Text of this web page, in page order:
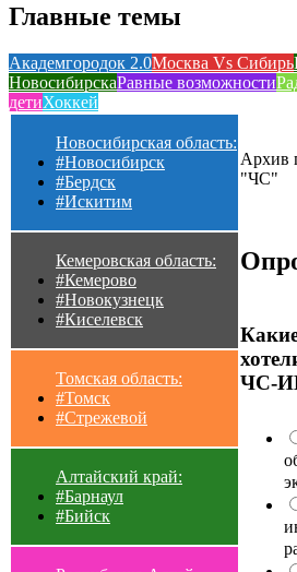
Главные темы
Академгородок 2.0Москва Vs Сибирь
НовосибирскаРавные возможности
детиХоккей
Новосибирская область:
#Новосибирск
#Бердск
#Искитим
Кемеровская область:
#Кемерово
#Новокузнецк
#Киселевск
Томская область:
#Томск
#Стрежевой
Алтайский край:
#Барнаул
#Бийск
Архив
"ЧС"
ЧС-